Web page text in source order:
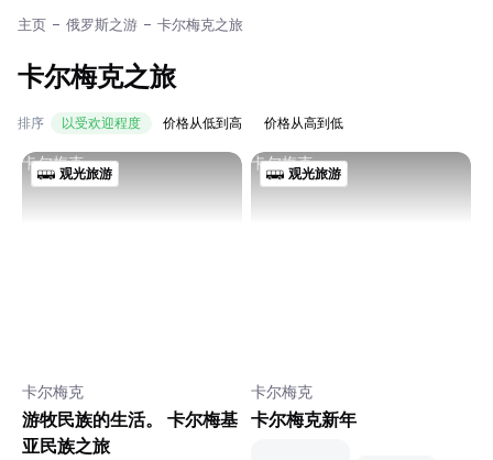
主页 俄罗斯之游 卡尔梅克之旅
卡尔梅克之旅
排序 以受欢迎程度 价格从低到高 价格从高到低
观光旅游
卡尔梅克
卡尔梅克
游牧民族的生活。 卡尔梅基
亚民族之旅
观光旅游
卡尔梅克
卡尔梅克
卡尔梅克新年